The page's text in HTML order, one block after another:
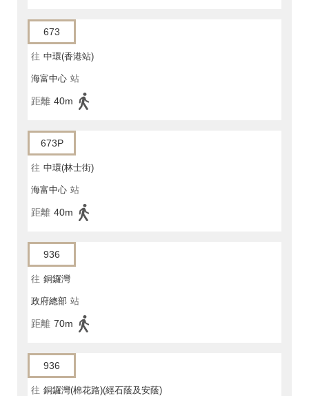
673
往 中環(香港站)
海富中心 站
距離 40m
673P
往 中環(林士街)
海富中心 站
距離 40m
936
往 銅鑼灣
政府總部 站
距離 70m
936
往 銅鑼灣(棉花路)(經石蔭及安蔭)